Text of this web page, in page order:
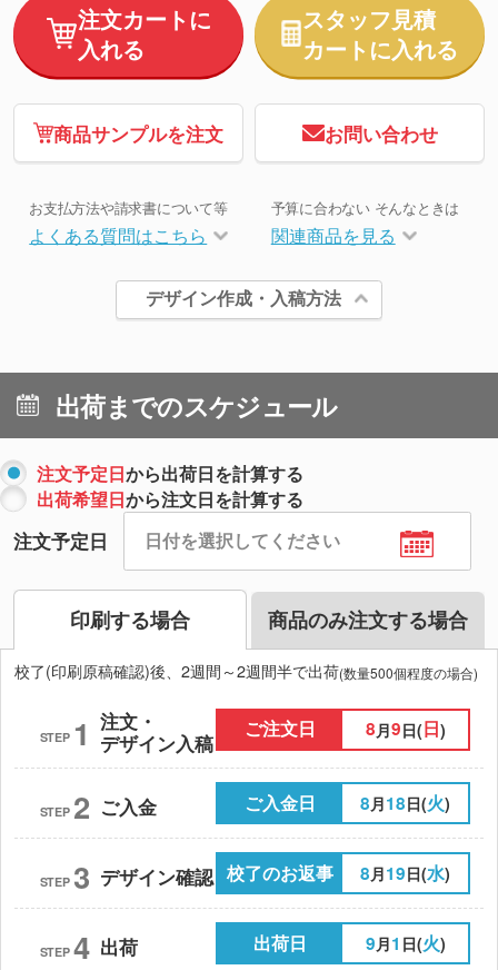
注文カートに
入れる
スタッフ見積
カートに入れる
商品サンプルを注文 お問い合わせ
お支払方法や請求書について等
よくある質問はこちら
予算に合わない そんなときは
関連商品を見る
デザイン作成・入稿方法
出荷までのスケジュール
注文予定日から出荷日を計算する
出荷希望日から注文日を計算する
注文予定日
印刷する場合 商品のみ注文する場合
校了(印刷原稿確認)後、2週間～2週間半で出荷(数量500個程度の場合)
STEP 1 注文・
デザイン入稿
ご注文日 8 月9日(日)
STEP 2 ご入金 ご入金日 8月18日(火)
STEP 3 デザイン確認 校了のお返事 8月19日(水)
STEP 4 出荷 出荷日 9月1 日(火)